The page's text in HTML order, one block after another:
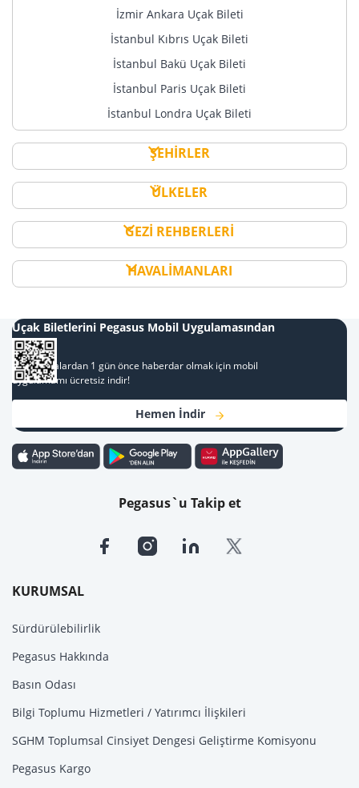
İzmir Ankara Uçak Bileti
İstanbul Kıbrıs Uçak Bileti
İstanbul Bakü Uçak Bileti
İstanbul Paris Uçak Bileti
İstanbul Londra Uçak Bileti
ŞEHİRLER
ÜLKELER
GEZİ REHBERLERİ
HAVALİMANLARI
KURUMSAL
Sürdürülebilirlik
Pegasus Hakkında
Basın Odası
Bilgi Toplumu Hizmetleri / Yatırımcı İlişkileri
SGHM Toplumsal Cinsiyet Dengesi Geliştirme Komisyonu
Pegasus Kargo
Uçak Biletlerini Pegasus Mobil Uygulamasından
Al
Kampanyalardan 1 gün önce haberdar olmak için mobil
uygulamamı ücretsiz indir!
Hemen İndir
Pegasus`u Takip et